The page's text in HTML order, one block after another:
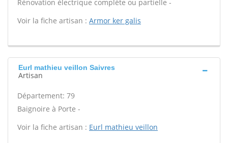
Rénovation électrique complète ou partielle -
Voir la fiche artisan : Armor ker galis
Eurl mathieu veillon Saivres
Artisan
Département: 79
Baignoire à Porte -
Voir la fiche artisan : Eurl mathieu veillon